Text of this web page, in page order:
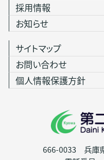
666-0033 兵庫
採用情報
お知らせ
サイトマップ
お問い合わせ
個人情報保護方針